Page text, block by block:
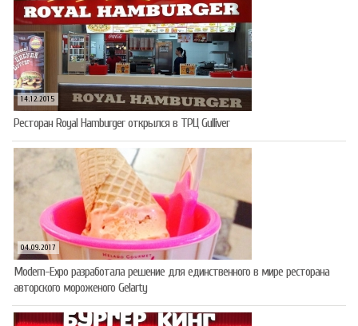
14.12.2015
Ресторан Royal Hamburger открылся в ТРЦ Gulliver
04.09.2017
Modern-Expo разработала решение для единственного в мире ресторана
авторского мороженого Gelarty